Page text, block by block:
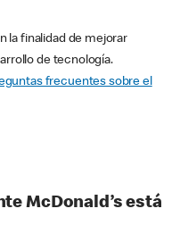
la finalidad de mejorar
de tecnología.
frecuentes sobre el
McDonald’s está